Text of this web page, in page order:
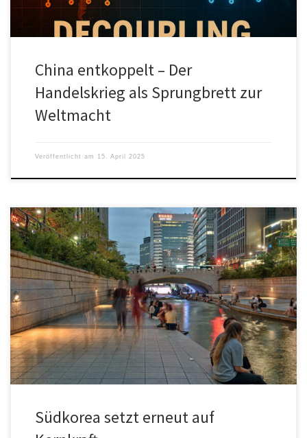
China entkoppelt – Der
Handelskrieg als Sprungbrett zur
Weltmacht
Veröffentlicht am 15. April 2025
Südkoreas neuer Präsident Yoon Suk Yeol macht den Ausstieg des
Landes aus der Kernkraft rückgängig,
Südkorea setzt erneut auf